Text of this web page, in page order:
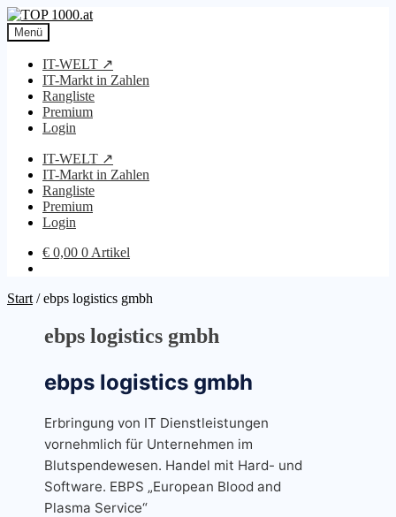
Zur
Navigation
springen
Zum
Inhalt
springen
Menü
IT-WELT ↗
IT-Markt in Zahlen
Rangliste
Premium
Login
IT-WELT ↗
IT-Markt in Zahlen
Rangliste
Premium
Login
€ 0,00 0 Artikel
Start /ebps logistics gmbh
ebps logistics gmbh
ebps logistics gmbh
Erbringung von IT Dienstleistungen
vornehmlich für Unternehmen im
Blutspendewesen. Handel mit Hard- und
Software. EBPS „European Blood and
Plasma Service“